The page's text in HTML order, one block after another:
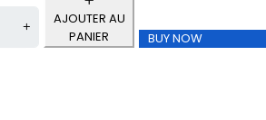
AJOUTER AU
PANIER
BUY NOW